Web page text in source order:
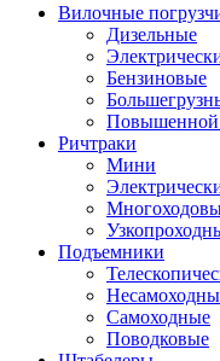
Вилочные
Дизельные
Бензиновые
Повышенной
Ричтраки
Мини
Подъемники
Самоходные
Поводковые